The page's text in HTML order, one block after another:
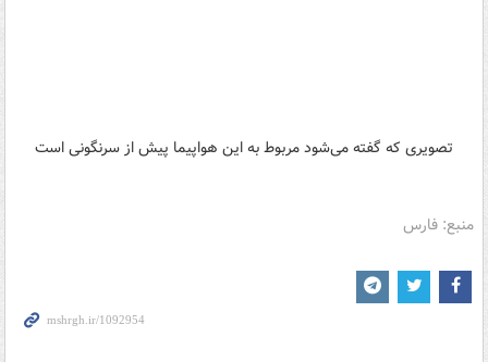
تصویری که گفته می‌شود مربوط به این هواپیما پیش از سرنگونی است
منبع: فارس